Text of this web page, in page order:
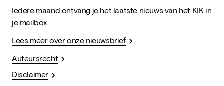
Iedere maand ontvang je het laatste nieuws van het KIK in
je mailbox.
Lees meer over onze nieuwsbrief
Auteursrecht
Disclaimer